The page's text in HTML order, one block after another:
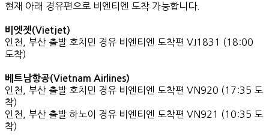
현재 아래 경유편으로 비엔티엔 도착 가능합니다.
비엣젯(Vietjet)
인천, 부산 출발 호치민 경유 비엔티엔 도착편 VJ1831 (18:00
도착)
베트남항공(Vietnam Airlines)
인천, 부산 출발 호치민 경유 비엔티엔 도착편 VN920 (17:35 도
착)
인천, 부산 출발 하노이 경유 비엔티엔 도착편 VN921 (10:35 도
착)